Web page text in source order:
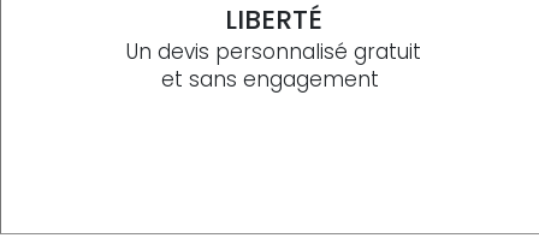
LIBERTÉ
Un devis personnalisé gratuit
et sans engagement